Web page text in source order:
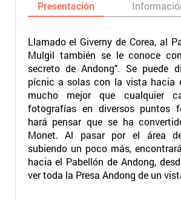
Presentación
Llamado el Giverny de Corea, al
Mulgil también se le conoce
secreto de Andong". Se puede
pícnic a solas con la vista hacia
mucho mejor que cualquier
fotografías en diversos puntos
hará pensar que se ha
Monet. Al pasar por el área
subiendo un poco más,
hacia el Pabellón de Andong,
ver toda la Presa Andong de un